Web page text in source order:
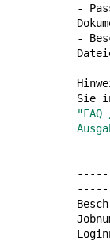
-
-
Sie